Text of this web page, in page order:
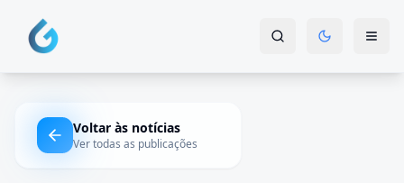
Voltar às notícias
Ver todas as publicações